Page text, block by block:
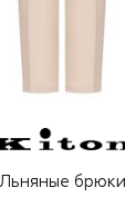
Льняные брюки